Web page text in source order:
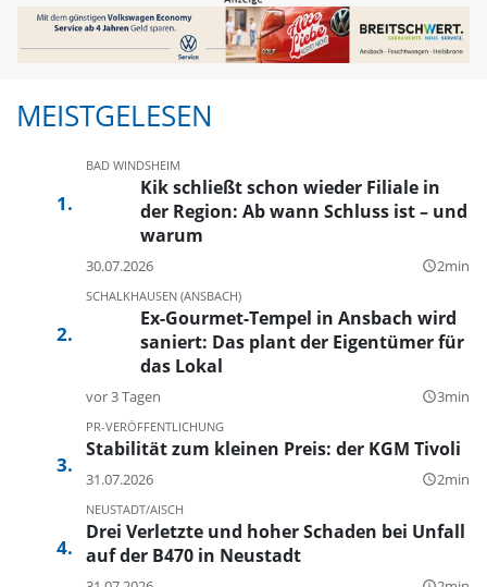
MEISTGELESEN
BAD WINDSHEIM
Kik schließt schon wieder Filiale in
der Region: Ab wann Schluss ist – und
warum
30.07.2026 query_builder2min
SCHALKHAUSEN (ANSBACH)
Ex-Gourmet-Tempel in Ansbach wird
saniert: Das plant der Eigentümer für
das Lokal
vor 3 Tagen query_builder3min
PR-VERÖFFENTLICHUNG
Stabilität zum kleinen Preis: der KGM Tivoli
31.07.2026 query_builder2min
NEUSTADT/AISCH
Drei Verletzte und hoher Schaden bei Unfall
auf der B470 in Neustadt